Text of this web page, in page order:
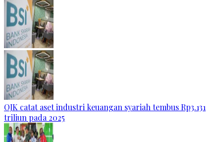
OJK catat aset industri keuangan syariah tembus Rp3.131
triliun pada 2025